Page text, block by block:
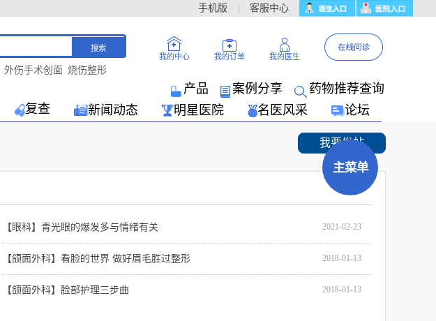
客服中心
|
手机版
搜索
我的中心
我的订单 我的医生
外伤手术创面 烧伤整形
药物推荐查询
案例分享
产品
复查 新闻动态 明星医院 名医风采 论坛
主菜单
我要发帖
【眼科】青光眼的爆发多与情绪有关 2021-02-23
【颌面外科】看脸的世界 做好眉毛胜过整形 2018-01-13
【颌面外科】脸部护理三步曲 2018-01-13